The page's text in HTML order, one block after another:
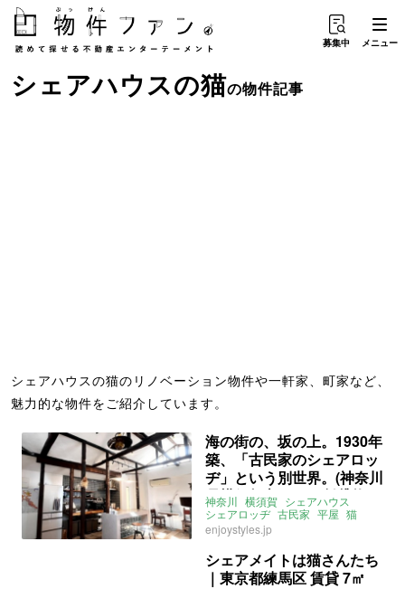
募集中 メニュー
シェアハウスの猫の物件記事
シェアハウスの猫のリノベーション物件や一軒家、町家など、
魅力的な物件をご紹介しています。
海の街の、坂の上。1930年
築、「古民家のシェアロッ
ヂ」という別世界。(神奈川
県横須賀市10㎡の賃貸物
件)
神奈川 横須賀 シェアハウス
シェアロッヂ 古民家 平屋 猫
女性限定 海
enjoystyles.jp
シェアメイトは猫さんたち
｜東京都練馬区 賃貸 7㎡